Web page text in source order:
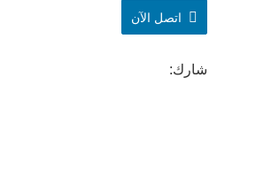
اتصل الآن
شارك: